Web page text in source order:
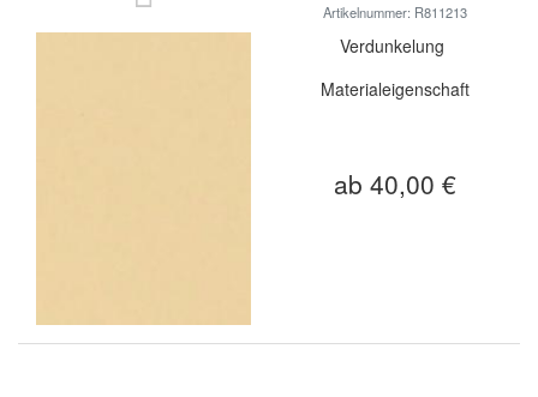
Artikelnummer: R811213
Verdunkelung
Materialeigenschaft
ab 40,00 €